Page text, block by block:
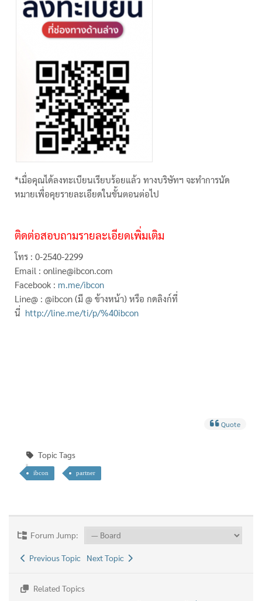
*เมื่อคุณได้ลงทะเบียนเรียบร้อยแล้ว ทางบริษัทฯ จะทำการนัด
หมายเพื่อคุยรายละเอียดในขั้นตอนต่อไป
ติดต่อสอบถามรายละเอียดเพิ่มเติม
โทร : 0-2540-2299
Email : online@ibcon.com
Facebook : m.me/ibcon
Line@ : @ibcon (มี @ ข้างหน้า) หรือ กดลิงก์ที่
นี่ http://line.me/ti/p/%40ibcon
Quote
Topic Tags
ibcon partner
Forum Jump:
Previous Topic Next Topic
Related Topics